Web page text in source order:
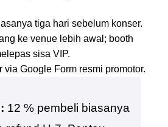
tiga hari sebelum konser.
ke venue lebih awal; booth
sisa VIP.
via Google Form resmi promotor.
12 % pembeli biasanya